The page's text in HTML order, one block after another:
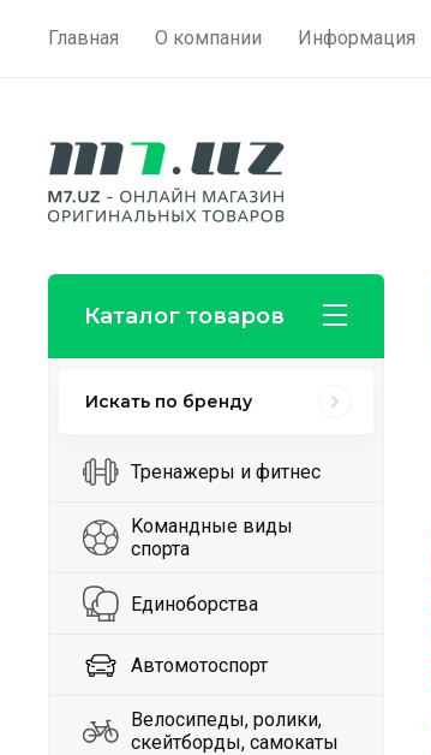
Главная О компании Информация
Каталог товаров
Искать по бренду
Тренажеры и фитнес
Kомандные виды
спорта
Единоборства
Автомотоспорт
Велосипеды, ролики,
скейтборды, самокаты